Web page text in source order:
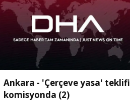
Ankara - 'Çerçeve yasa' teklifi
komisyonda (2)